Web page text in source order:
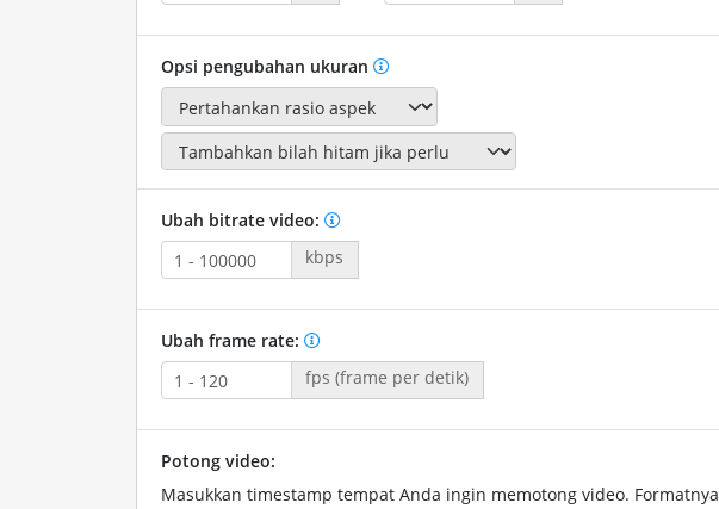
Opsi pengubahan ukuran
Ubah bitrate video:
kbps
Ubah frame rate:
fps (frame per detik)
Potong video:
Masukkan timestamp tempat Anda ingin memotong video. Formatnya